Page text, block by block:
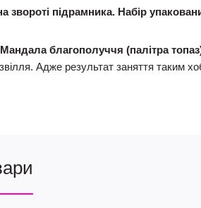
звороті підрамника. Набір
благополуччя (палітра
Адже результат заняття таким